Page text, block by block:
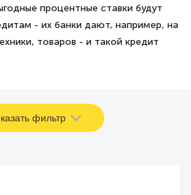
процентные ставки будут
- их банки дают, например, на
товаров - и такой кредит
фильтр